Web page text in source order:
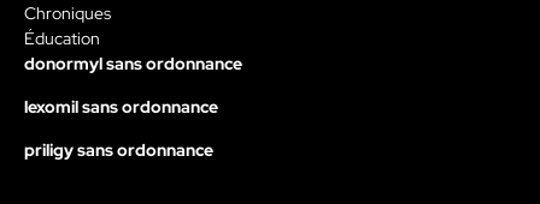
Chroniques
Éducation
donormyl sans ordonnance
lexomil sans ordonnance
priligy sans ordonnance